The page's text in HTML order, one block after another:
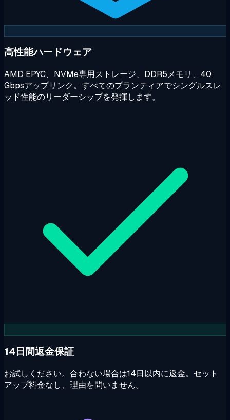
高性能ハードウェア
AMD EPYC、NVMe専用ストレージ、DDR5メモリ、40
Gbpsアップリンク。すべてのプランティアでシングルスレ
ッド性能のリーダーシップを発揮します。
14日間返金保証
お試しください。合わない場合は14日以内に返金。セット
アップ料金なし、理由を問いません。